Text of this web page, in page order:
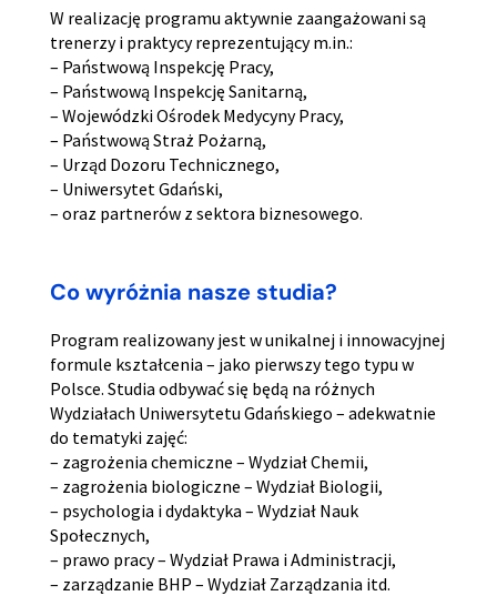
W realizację programu aktywnie zaangażowani są
trenerzy i praktycy reprezentujący m.in.:
– Państwową Inspekcję Pracy,
– Państwową Inspekcję Sanitarną,
– Wojewódzki Ośrodek Medycyny Pracy,
– Państwową Straż Pożarną,
– Urząd Dozoru Technicznego,
– Uniwersytet Gdański,
– oraz partnerów z sektora biznesowego.
Co wyróżnia nasze studia?
Program realizowany jest w unikalnej i innowacyjnej
formule kształcenia – jako pierwszy tego typu w
Polsce. Studia odbywać się będą na różnych
Wydziałach Uniwersytetu Gdańskiego – adekwatnie
do tematyki zajęć:
– zagrożenia chemiczne – Wydział Chemii,
– zagrożenia biologiczne – Wydział Biologii,
– psychologia i dydaktyka – Wydział Nauk
Społecznych,
– prawo pracy – Wydział Prawa i Administracji,
– zarządzanie BHP – Wydział Zarządzania itd.